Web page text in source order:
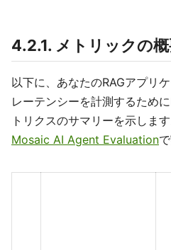
4.2.1. メトリックの
以下に、あなたのRAGアプリ
レーテンシーを計測するため
トリクスのサマリーを示しま
Mosaic AI Agent Evaluation